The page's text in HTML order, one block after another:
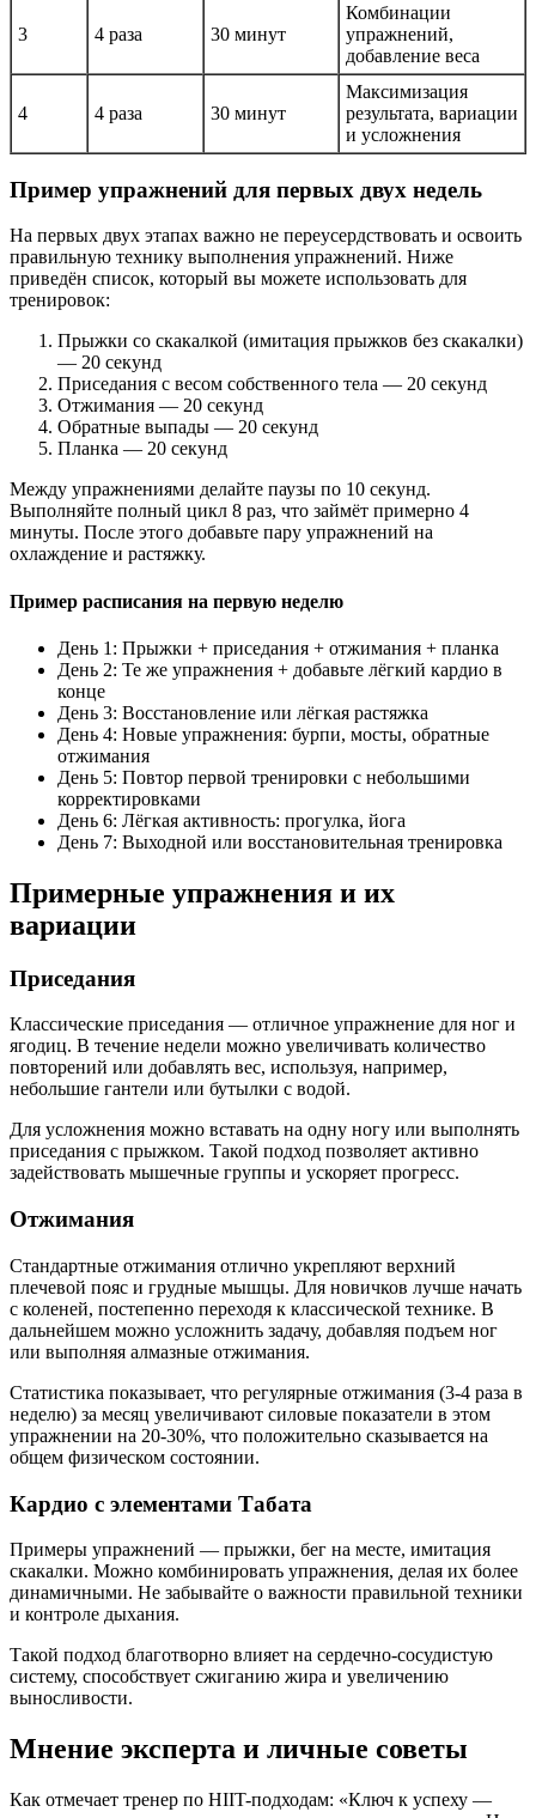
3 4 раза 30 минут
Комбинации
упражнений,
добавление веса
4 4 раза 30 минут
Максимизация
результата, вариации
и усложнения
Пример упражнений для первых двух недель
На первых двух этапах важно не переусердствовать и освоить
правильную технику выполнения упражнений. Ниже
приведён список, который вы можете использовать для
тренировок:
Прыжки со скакалкой (имитация прыжков без скакалки)
— 20 секунд
Приседания с весом собственного тела — 20 секунд
Отжимания — 20 секунд
Обратные выпады — 20 секунд
Планка — 20 секунд
Между упражнениями делайте паузы по 10 секунд.
Выполняйте полный цикл 8 раз, что займёт примерно 4
минуты. После этого добавьте пару упражнений на
охлаждение и растяжку.
Пример расписания на первую неделю
День 1: Прыжки + приседания + отжимания + планка
День 2: Те же упражнения + добавьте лёгкий кардио в
конце
День 3: Восстановление или лёгкая растяжка
День 4: Новые упражнения: бурпи, мосты, обратные
отжимания
День 5: Повтор первой тренировки с небольшими
корректировками
День 6: Лёгкая активность: прогулка, йога
День 7: Выходной или восстановительная тренировка
Примерные упражнения и их
вариации
Приседания
Классические приседания — отличное упражнение для ног и
ягодиц. В течение недели можно увеличивать количество
повторений или добавлять вес, используя, например,
небольшие гантели или бутылки с водой.
Для усложнения можно вставать на одну ногу или выполнять
приседания с прыжком. Такой подход позволяет активно
задействовать мышечные группы и ускоряет прогресс.
Отжимания
Стандартные отжимания отлично укрепляют верхний
плечевой пояс и грудные мышцы. Для новичков лучше начать
с коленей, постепенно переходя к классической технике. В
дальнейшем можно усложнить задачу, добавляя подъем ног
или выполняя алмазные отжимания.
Статистика показывает, что регулярные отжимания (3-4 раза в
неделю) за месяц увеличивают силовые показатели в этом
упражнении на 20-30%, что положительно сказывается на
общем физическом состоянии.
Кардио с элементами Табата
Примеры упражнений — прыжки, бег на месте, имитация
скакалки. Можно комбинировать упражнения, делая их более
динамичными. Не забывайте о важности правильной техники
и контроле дыхания.
Такой подход благотворно влияет на сердечно-сосудистую
систему, способствует сжиганию жира и увеличению
выносливости.
Мнение эксперта и личные советы
Как отмечает тренер по HIIT-подходам: «Ключ к успеху —